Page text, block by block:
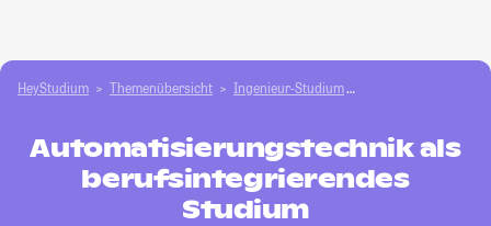
HeyStudium Themenübersicht Ingenieur-Studium
Automatisierungstechnik als
berufsintegrierendes
Studium